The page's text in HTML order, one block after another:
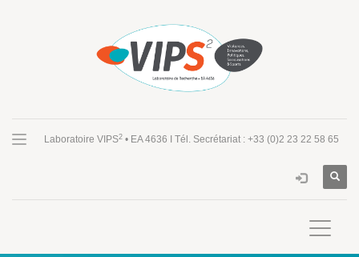
Laboratoire VIPS2 • EA 4636 I Tél. Secrétariat : +33 (0)2 23 22 58 65